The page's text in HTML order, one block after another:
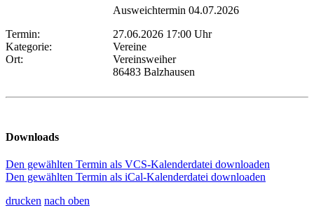
Ausweichtermin 04.07.2026
Termin:
27.06.2026 17:00 Uhr
Kategorie:
Vereine
Ort:
Vereinsweiher
86483 Balzhausen
Downloads
Den gewählten Termin als VCS-Kalenderdatei downloaden
Den gewählten Termin als iCal-Kalenderdatei downloaden
drucken nach oben